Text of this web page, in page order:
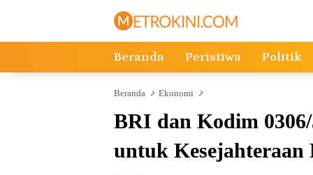
Beranda Peristiwa Politik
Beranda Ekonomi
BRI dan Kodim
untuk Kesejahteraan